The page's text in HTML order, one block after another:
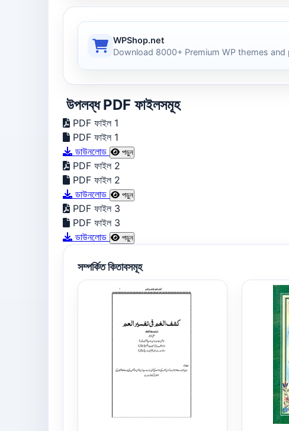
WPShop.net
Download 8000+ Premium WP themes and
উপলব্ধ PDF ফাইলসমূহ
PDF ফাইল 1
PDF ফাইল 1
ডাউনলোড
পড়ুন
PDF ফাইল 2
PDF ফাইল 2
ডাউনলোড
পড়ুন
PDF ফাইল 3
PDF ফাইল 3
ডাউনলোড
পড়ুন
সম্পর্কিত কিতাবসমূহ